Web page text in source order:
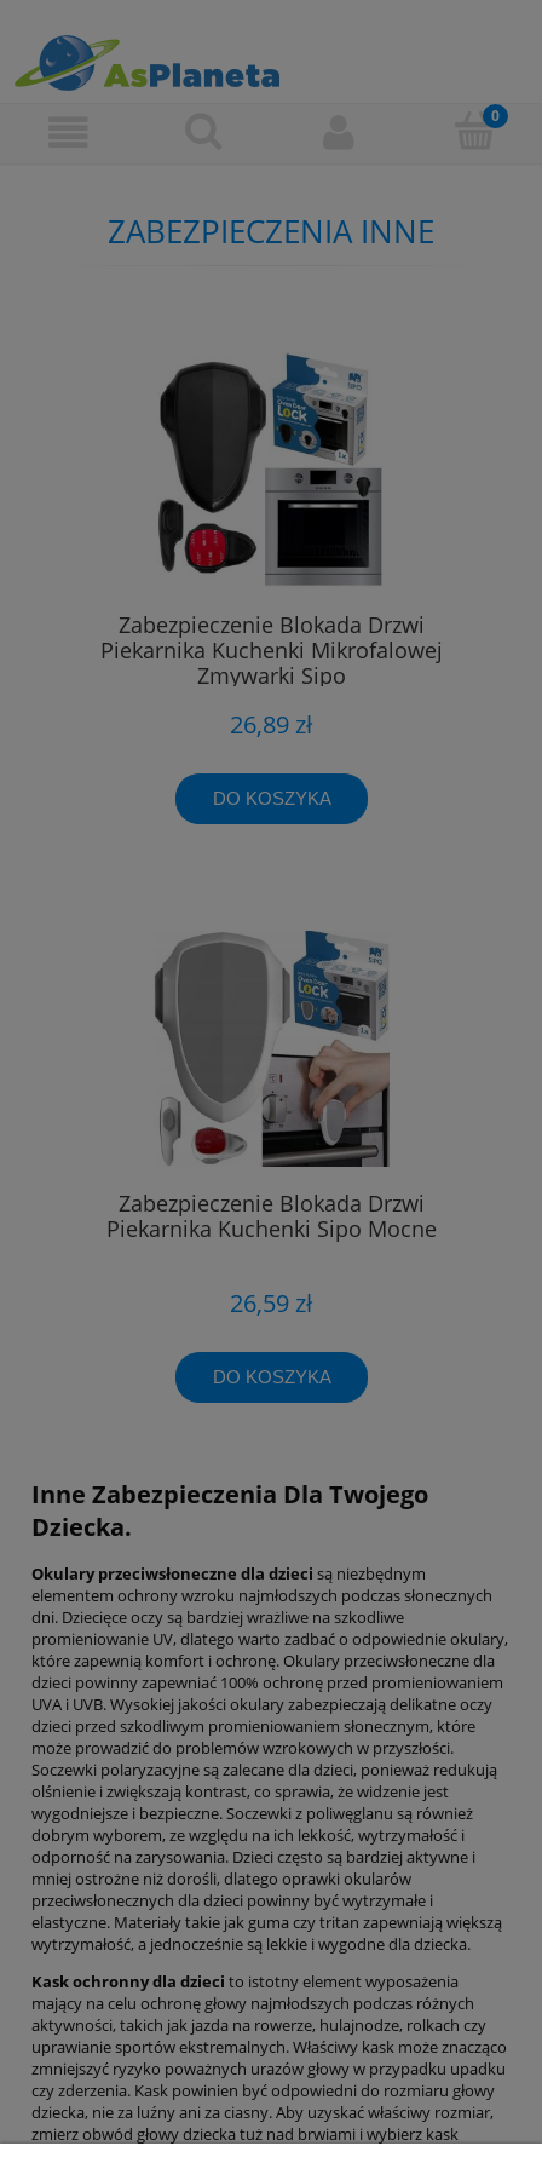
ZABEZPIECZENIA INNE
Zabezpieczenie Blokada Drzwi
Piekarnika Kuchenki Mikrofalowej
Zmywarki Sipo
26,89 zł
DO KOSZYKA
Zabezpieczenie Blokada Drzwi
Piekarnika Kuchenki Sipo Mocne
26,59 zł
DO KOSZYKA
Inne Zabezpieczenia Dla Twojego
Dziecka.
Okulary przeciwsłoneczne dla dzieci są niezbędnym
elementem ochrony wzroku najmłodszych podczas słonecznych
dni. Dziecięce oczy są bardziej wrażliwe na szkodliwe
promieniowanie UV, dlatego warto zadbać o odpowiednie okulary,
które zapewnią komfort i ochronę. Okulary przeciwsłoneczne dla
dzieci powinny zapewniać 100% ochronę przed promieniowaniem
UVA i UVB. Wysokiej jakości okulary zabezpieczają delikatne oczy
dzieci przed szkodliwym promieniowaniem słonecznym, które
może prowadzić do problemów wzrokowych w przyszłości.
Soczewki polaryzacyjne są zalecane dla dzieci, ponieważ redukują
olśnienie i zwiększają kontrast, co sprawia, że widzenie jest
wygodniejsze i bezpieczne. Soczewki z poliwęglanu są również
dobrym wyborem, ze względu na ich lekkość, wytrzymałość i
odporność na zarysowania. Dzieci często są bardziej aktywne i
mniej ostrożne niż dorośli, dlatego oprawki okularów
przeciwsłonecznych dla dzieci powinny być wytrzymałe i
elastyczne. Materiały takie jak guma czy tritan zapewniają większą
wytrzymałość, a jednocześnie są lekkie i wygodne dla dziecka.
Kask ochronny dla dzieci to istotny element wyposażenia
mający na celu ochronę głowy najmłodszych podczas różnych
aktywności, takich jak jazda na rowerze, hulajnodze, rolkach czy
uprawianie sportów ekstremalnych. Właściwy kask może znacząco
zmniejszyć ryzyko poważnych urazów głowy w przypadku upadku
czy zderzenia. Kask powinien być odpowiedni do rozmiaru głowy
dziecka, nie za luźny ani za ciasny. Aby uzyskać właściwy rozmiar,
zmierz obwód głowy dziecka tuż nad brwiami i wybierz kask